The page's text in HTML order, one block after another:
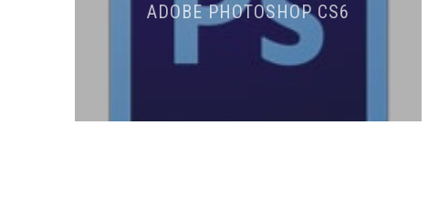
ADOBE PHOTOSHOP CS6